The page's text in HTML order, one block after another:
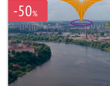
-50%